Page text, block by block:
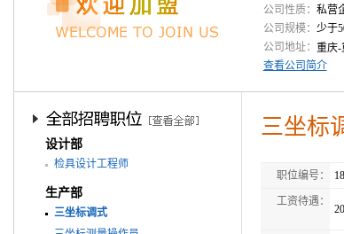
公司性质： 私营
公司规模： 少于
公司地址： 重庆-
查看公司简介
设计部
检具设计工程师
生产部
三坐标调式
三坐标
职位编号：
工资待遇：